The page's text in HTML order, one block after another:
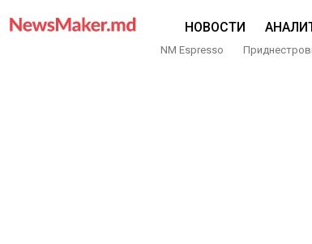
НОВОСТИ
NM Espresso